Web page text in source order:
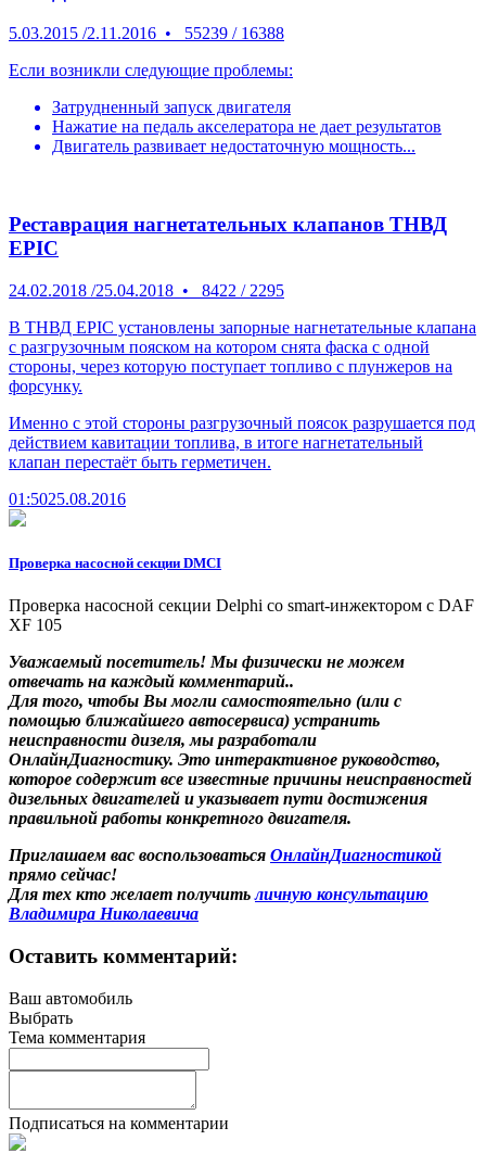
5.03.2015 /2.11.2016 • 55239 / 16388
Если возникли следующие проблемы:
Затрудненный запуск двигателя
Нажатие на педаль акселератора не дает результатов
Двигатель развивает недостаточную мощность...
Реставрация нагнетательных клапанов ТНВД
EPIC
24.02.2018 /25.04.2018 • 8422 / 2295
В ТНВД EPIC установлены запорные нагнетательные клапана
с разгрузочным пояском на котором снята фаска с одной
стороны, через которую поступает топливо с плунжеров на
форсунку.
Именно с этой стороны разгрузочный поясок разрушается под
действием кавитации топлива, в итоге нагнетательный
клапан перестаёт быть герметичен.
01:5025.08.2016
Проверка насосной секции DMCI
Проверка насосной секции Delphi со smart-инжектором с DAF
XF 105
Уважаемый посетитель! Мы физически не можем
отвечать на каждый комментарий..
Для того, чтобы Вы могли самостоятельно (или с
помощью ближайшего автосервиса) устранить
неисправности дизеля, мы разработали
ОнлайнДиагностику. Это интерактивное руководство,
которое содержит все известные причины неисправностей
дизельных двигателей и указывает пути достижения
правильной работы конкретного двигателя.
Приглашаем вас воспользоваться ОнлайнДиагностикой
прямо сейчас!
Для тех кто желает получитьличную консультацию
Владимира Николаевича
Оставить комментарий:
Ваш автомобиль
Выбрать
Тема комментария
Подписаться на комментарии